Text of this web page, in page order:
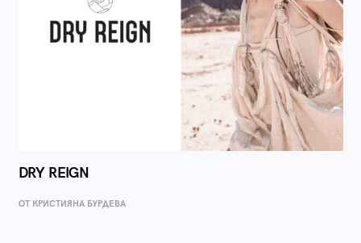
DRY REIGN
ОТ КРИСТИЯНА БУРДЕВА